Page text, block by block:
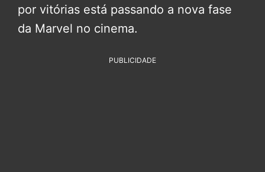
por vitórias está passando a nova fase
da Marvel no cinema.
PUBLICIDADE